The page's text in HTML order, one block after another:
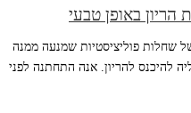
הריון באופן טבעי
שחלות פוליציסטיות שמנעה ממנה
להיכנס להריון. אנה התחתנה לפני